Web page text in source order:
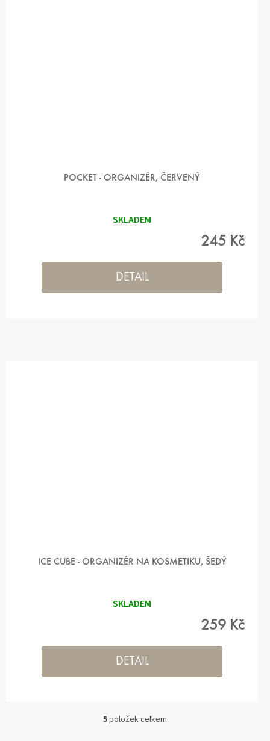
POCKET - ORGANIZÉR, ČERVENÝ
SKLADEM
245 Kč
DETAIL
ICE CUBE - ORGANIZÉR NA KOSMETIKU, ŠEDÝ
SKLADEM
259 Kč
DETAIL
O
5položek celkem